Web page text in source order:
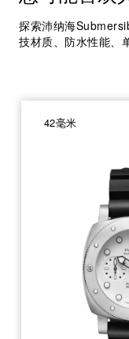
探索沛纳海
技材质、防水性能、
42毫米